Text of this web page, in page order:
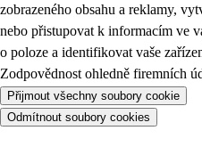
zobrazeného obsahu a reklamy,
nebo přistupovat k informacím ve
o poloze a identifikovat vaše
Zodpovědnost ohledně firemních
Přijmout všechny soubory cookie
Odmítnout soubory cookies